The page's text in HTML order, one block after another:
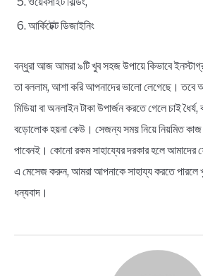
আর্কিটেক্ট ডিজাইনিং
বন্ধুরা আজ আমরা ৯টি খুব সহজ উপায়ে কিভাবে
তা বললাম, আশা করি আপনাদের ভালো লেগেছে। তবে
মিডিয়া বা অনলাইন টাকা উপার্জন করতে গেলে চাই ধৈর্য,
বড়োলোক হয়না কেউ। সেজন্য সময় নিয়ে নিয়মিত
পাবেনই। কোনো রকম সাহায্যের দরকার হলে আমাদের
এ মেসেজ করুন, আমরা আপনাকে সাহায্য করতে পারলে
ধন্যবাদ।